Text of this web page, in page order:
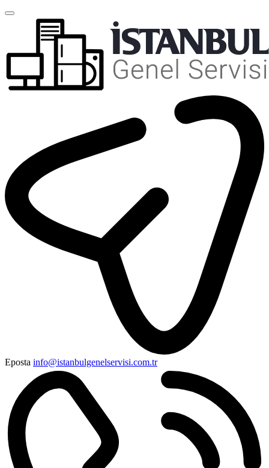
Eposta info@istanbulgenelservisi.com.tr